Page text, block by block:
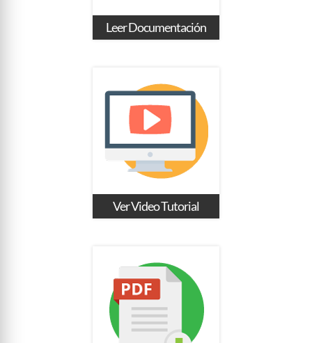
Leer Documentación
Ver Video Tutorial